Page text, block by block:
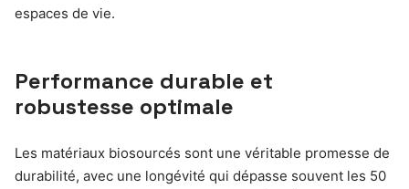
espaces de vie.
Performance durable et
robustesse optimale
Les matériaux biosourcés sont une véritable promesse de
durabilité, avec une longévité qui dépasse souvent les 50